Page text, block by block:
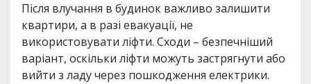
Після влучання в будинок важливо залишити
квартири, а в разі евакуації, не
використовувати ліфти. Сходи – безпечніший
варіант, оскільки ліфти можуть застрягнути або
вийти з ладу через пошкодження електрики.